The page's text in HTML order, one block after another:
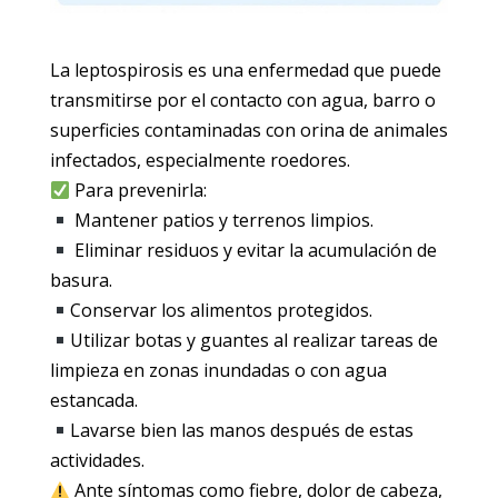
La leptospirosis es una enfermedad que puede
transmitirse por el contacto con agua, barro o
superficies contaminadas con orina de animales
infectados, especialmente roedores.
Para prevenirla:
Mantener patios y terrenos limpios.
Eliminar residuos y evitar la acumulación de
basura.
Conservar los alimentos protegidos.
Utilizar botas y guantes al realizar tareas de
limpieza en zonas inundadas o con agua
estancada.
Lavarse bien las manos después de estas
actividades.
Ante síntomas como fiebre, dolor de cabeza,